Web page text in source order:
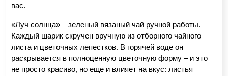
вас.
«Луч солнца» – зеленый вязаный чай ручной работы.
Каждый шарик скручен вручную из отборного чайного
листа и цветочных лепестков. В горячей воде он
раскрывается в полноценную цветочную форму – и это
не просто красиво, но еще и влияет на вкус: листья